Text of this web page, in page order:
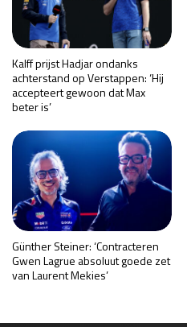
Kalff prijst Hadjar ondanks
achterstand op Verstappen: ‘Hij
accepteert gewoon dat Max
beter is’
Günther Steiner: ‘Contracteren
Gwen Lagrue absoluut goede zet
van Laurent Mekies’